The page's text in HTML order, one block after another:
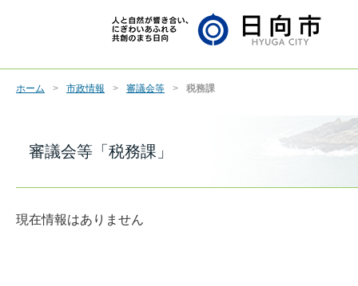
ホーム 市政情報 審議会等 税務課
審議会等「税務課」
現在情報はありません